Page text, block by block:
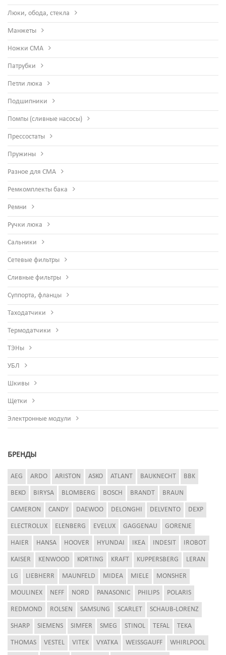
Люки, обода, стекла
Манжеты
Ножки СМА
Патрубки
Петли люка
Подшипники
Помпы (сливные насосы)
Прессостаты
Пружины
Разное для СМА
Ремкомплекты бака
Ремни
Ручки люка
Сальники
Сетевые фильтры
Сливные фильтры
Суппорта, фланцы
Таходатчики
Термодатчики
ТЭНы
УБЛ
Шкивы
Щетки
Электронные модули
БРЕНДЫ
AEG ARDO ARISTON ASKO ATLANT BAUKNECHT BBK
BEKO BIRYSA BLOMBERG BOSCH BRANDT BRAUN
CAMERON CANDY DAEWOO DELONGHI DELVENTO DEXP
ELECTROLUX ELENBERG EVELUX GAGGENAU GORENJE
HAIER HANSA HOOVER HYUNDAI IKEA INDESIT IROBOT
KAISER KENWOOD KORTING KRAFT KUPPERSBERG LERAN
LG LIEBHERR MAUNFELD MIDEA MIELE MONSHER
MOULINEX NEFF NORD PANASONIC PHILIPS POLARIS
REDMOND ROLSEN SAMSUNG SCARLET SCHAUB-LORENZ
SHARP SIEMENS SIMFER SMEG STINOL TEFAL TEKA
THOMAS VESTEL VITEK VYATKA WEISSGAUFF WHIRLPOOL